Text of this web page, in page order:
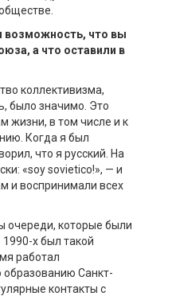
возможность, что вы
а что оставили в
коллективизма,
было значимо. Это
жизни, в том числе и к
Когда я был
что я русский. На
«soy sovietico!», — и
и воспринимали всех
очереди, которые были
х был такой
работал
образованию Санкт-
контакты с